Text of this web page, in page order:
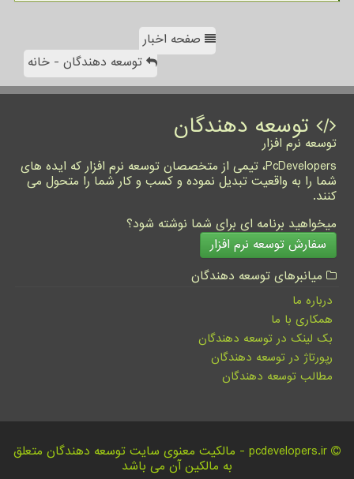
صفحه اخبار
توسعه دهندگان - خانه
توسعه دهندگان
توسعه نرم افزار
PcDevelopers، تیمی از متخصصان توسعه نرم افزار که ایده های
شما را به واقعیت تبدیل نموده و کسب و کار شما را متحول می
کنند.
میخواهید برنامه ای برای شما نوشته شود؟
سفارش توسعه نرم افزار
میانبرهای توسعه دهندگان
درباره ما
همکاری با ما
بک لینک در توسعه دهندگان
رپورتاژ در توسعه دهندگان
مطالب توسعه دهندگان
pcdevelopers.ir - مالکیت معنوی سایت توسعه دهندگان متعلق
به مالکین آن می باشد